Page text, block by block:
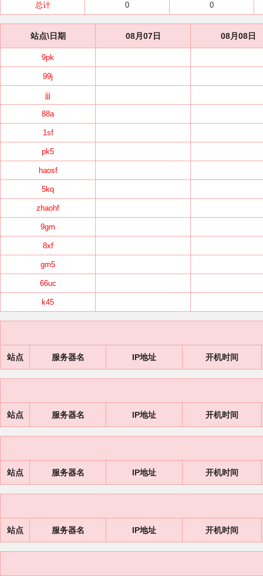
总计 0 0
站点\日期 08月07日 08月08日
9pk
99j
jjj
88a
1sf
pk5
haosf
5kq
zhaohf
9gm
8xf
gm5
66uc
k45
站点 服务器名 IP地址 开机时间
站点 服务器名 IP地址 开机时间
站点 服务器名 IP地址 开机时间
站点 服务器名 IP地址 开机时间